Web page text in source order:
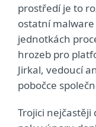
prostředí je to
ostatní
jednotkách
hrozeb pro
Jirkal, vedoucí
pobočce
Trojici